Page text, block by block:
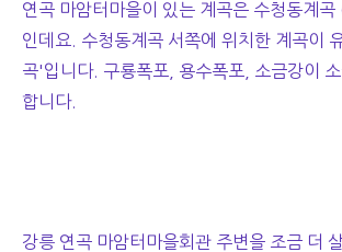
연곡 마암터마을이 있는 계곡은 수청동계곡
인데요. 수청동계곡 서쪽에 위치한 계곡이
곡'입니다. 구룡폭포, 용수폭포, 소금강이 소
합니다.
강릉 연곡 마암터마을회관 주변을 조금 더